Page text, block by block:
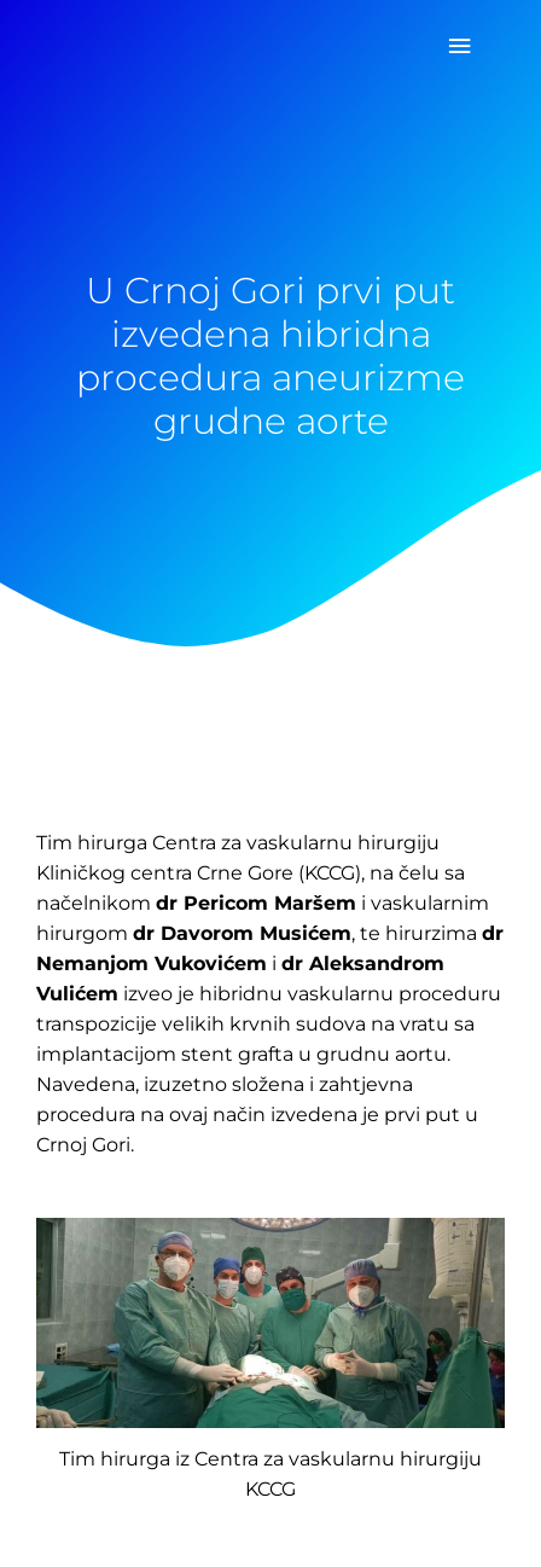
Glavni
U Crnoj Gori prvi put
izvedena hibridna
procedura aneurizme
grudne aorte
Tim hirurga Centra za vaskularnu hirurgiju
Kliničkog centra Crne Gore (KCCG), na čelu sa
načelnikom dr Pericom Maršem i vaskularnim
hirurgom dr Davorom Musićem, te hirurzima dr
Nemanjom Vukovićem i dr Aleksandrom
Vulićem izveo je hibridnu vaskularnu proceduru
transpozicije velikih krvnih sudova na vratu sa
implantacijom stent grafta u grudnu aortu.
Navedena, izuzetno složena i zahtjevna
procedura na ovaj način izvedena je prvi put u
Crnoj Gori.
Tim hirurga iz Centra za vaskularnu hirurgiju
KCCG